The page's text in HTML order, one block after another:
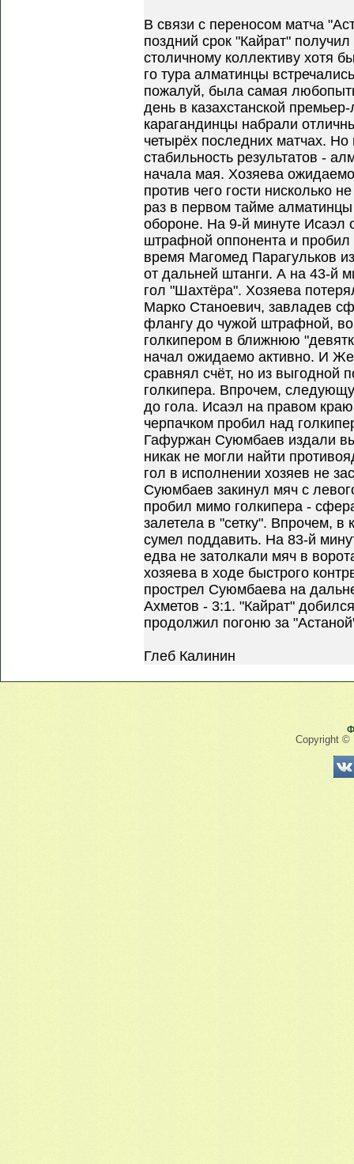
В связи с переносом матча
поздний срок "Кайрат"
столичному коллективу хотя
го тура алматинцы
пожалуй, была самая
день в казахстанской
карагандинцы набрали
четырёх последних матчах. Но
стабильность результатов -
начала мая. Хозяева
против чего гости нисколько
раз в первом тайме
обороне. На 9-й минуте Исаэл
штрафной оппонента и
время Магомед Парагульков
от дальней штанги. А на 43-й
гол "Шахтёра". Хозяева
Марко Станоевич, завладев
флангу до чужой штрафной,
голкипером в ближнюю
начал ожидаемо активно. И
сравнял счёт, но из выгодной
голкипера. Впрочем,
до гола. Исаэл на правом
черпачком пробил над
Гафуржан Суюмбаев издали
никак не могли найти
гол в исполнении хозяев не
Суюмбаев закинул мяч с
пробил мимо голкипера -
залетела в "сетку". Впрочем,
сумел поддавить. На 83-й
едва не затолкали мяч в
хозяева в ходе быстрого
прострел Суюмбаева на
Ахметов - 3:1. "Кайрат"
продолжил погоню за
Глеб Калинин
Copyright ©